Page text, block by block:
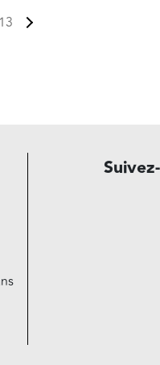
Page
13 Page suivante